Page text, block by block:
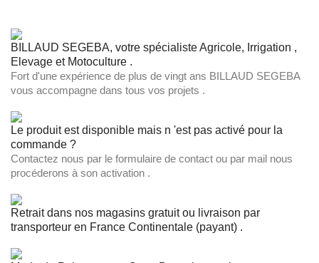
BILLAUD SEGEBA, votre spécialiste Agricole, Irrigation ,
Elevage et Motoculture .
Fort d'une expérience de plus de vingt ans BILLAUD SEGEBA
vous accompagne dans tous vos projets .
Le produit est disponible mais n 'est pas activé pour la
commande ?
Contactez nous par le formulaire de contact ou par mail nous
procéderons à son activation .
Retrait dans nos magasins gratuit ou livraison par
transporteur en France Continentale (payant) .